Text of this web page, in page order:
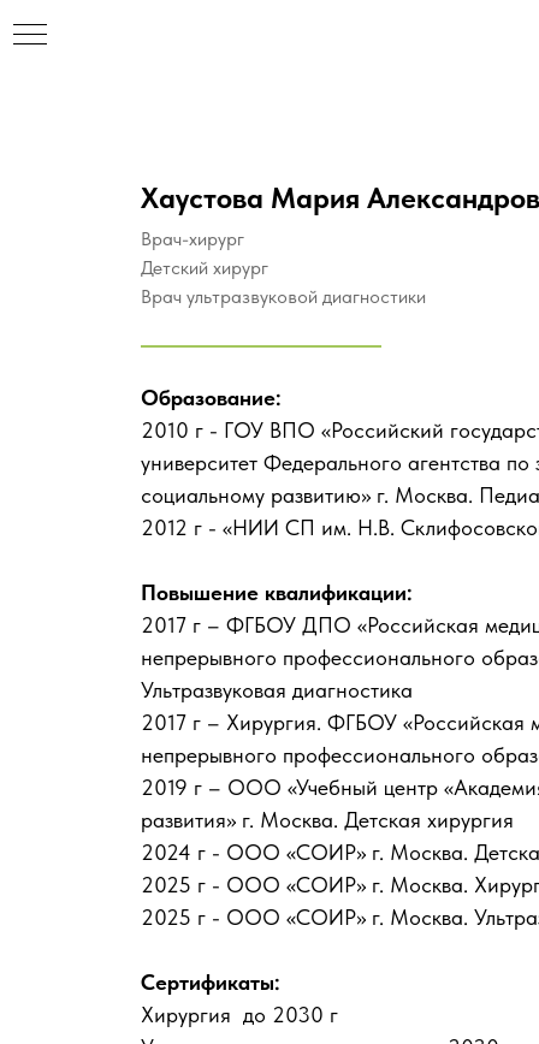
Хаустова Мария
Врач-хирург
Детский хирург
Врач ультразвуковой диагностики
Образование:
2010 г - ГОУ ВПО «Российский
университет Федерального агентства
социальному развитию» г. Москва.
2012 г - «НИИ СП им. Н.В.
Повышение квалификации:
2017 г – ФГБОУ ДПО «Российская
непрерывного профессионального
Ультразвуковая диагностика
2017 г – Хирургия. ФГБОУ «Российская
непрерывного профессионального
2019 г – ООО «Учебный центр
развития» г. Москва. Детская хирургия
2024 г - ООО «СОИР» г. Москва.
2025 г - ООО «СОИР» г. Москва.
2025 г - ООО «СОИР» г. Москва.
Сертификаты:
Хирургия до 2030 г